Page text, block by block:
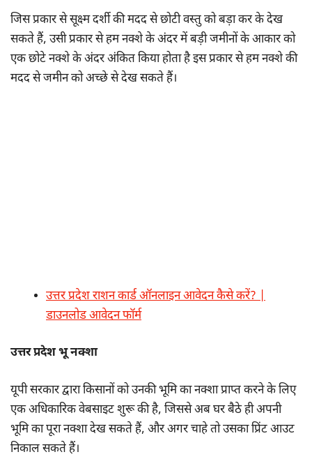
जिस प्रकार से सूक्ष्म दर्शी की मदद से छोटी वस्तु को बड़ा कर के देख
सकते हैं, उसी प्रकार से हम नक्शे के अंदर में बड़ी जमीनों के आकार को
एक छोटे नक्शे के अंदर अंकित किया होता है इस प्रकार से हम नक्शे की
मदद से जमीन को अच्छे से देख सकते हैं।
उत्तर प्रदेश राशन कार्ड ऑनलाइन आवेदन कैसे करें? |
डाउनलोड आवेदन फॉर्म
उत्तर प्रदेश भू नक्शा
यूपी सरकार द्वारा किसानों को उनकी भूमि का नक्शा प्राप्त करने के लिए
एक अधिकारिक वेबसाइट शुरू की है, जिससे अब घर बैठे ही अपनी
भूमि का पूरा नक्शा देख सकते हैं, और अगर चाहे तो उसका प्रिंट आउट
निकाल सकते हैं।